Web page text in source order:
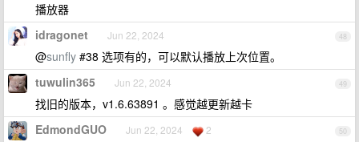
播放器
48
idragonet Jun 22, 2024
@sunfly #38 选项有的，可以默认播放上次位置。
49
tuwulin365 Jun 22, 2024
找旧的版本，v1.6.63891 。感觉越更新越卡
50
EdmondGUO Jun 22, 2024 2